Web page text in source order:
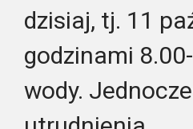
dzisiaj, tj. 11
godzinami
wody.